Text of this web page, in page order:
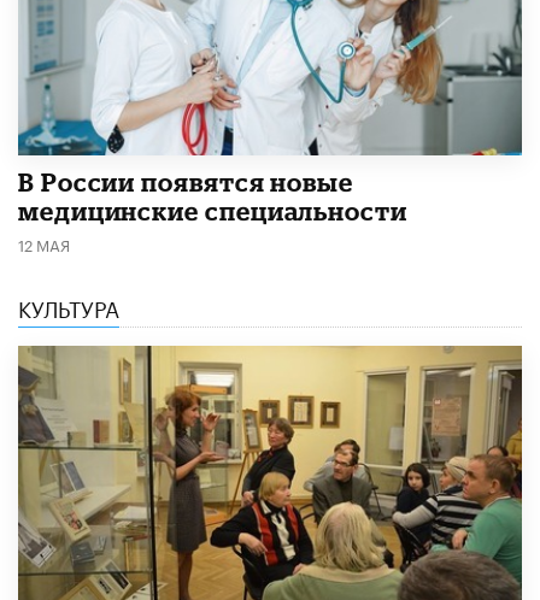
В России появятся новые
медицинские специальности
12 МАЯ
КУЛЬТУРА